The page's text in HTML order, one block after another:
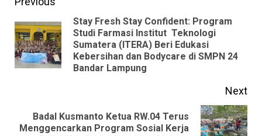
Reading
Stay Fresh Stay Confident: Program
Studi Farmasi Institut Teknologi
Sumatera (ITERA) Beri Edukasi
Kebersihan dan Bodycare di SMPN 24
Bandar Lampung
Next
Next
Badal Kusmanto Ketua RW.04 Terus
Menggencarkan Program Sosial Kerja